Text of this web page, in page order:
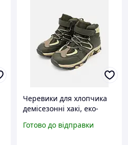
Черевики для хлопчика
демісезонні хакі, еко-
пласкій підошві, стильне
Готово до відправки